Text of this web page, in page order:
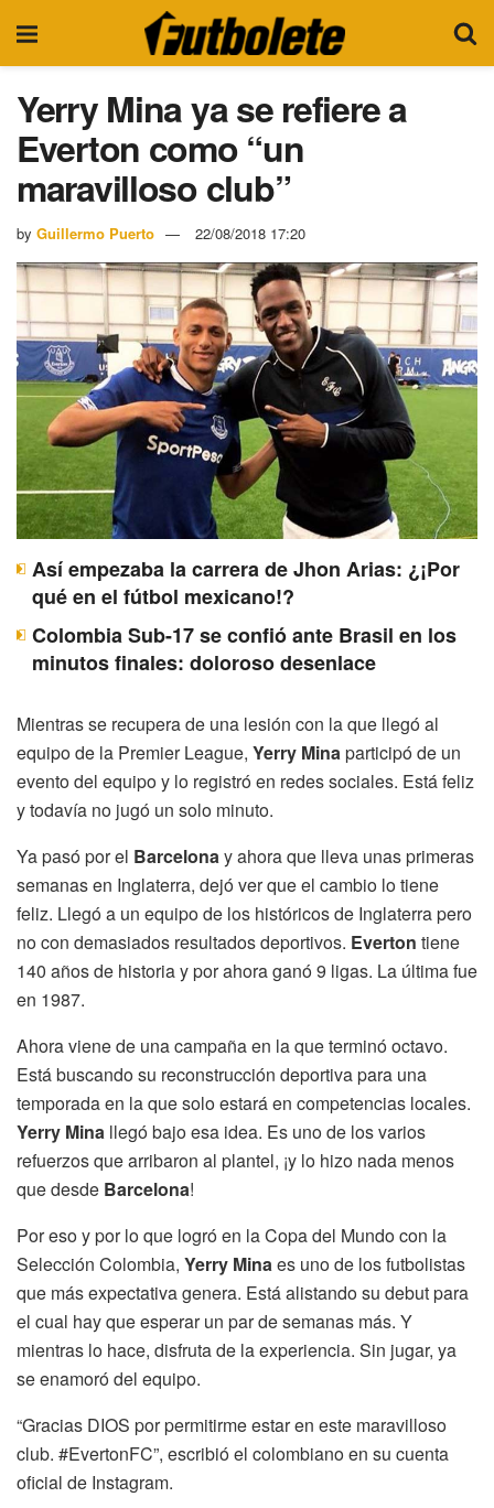
Yerry Mina ya se refiere a
Everton como “un
maravilloso club”
by Guillermo Puerto 22/08/2018 17:20
Así empezaba la carrera de Jhon Arias: ¿¡Por
qué en el fútbol mexicano!?
Colombia Sub-17 se confió ante Brasil en los
minutos finales: doloroso desenlace
Mientras se recupera de una lesión con la que llegó al
equipo de la Premier League, Yerry Mina participó de un
evento del equipo y lo registró en redes sociales. Está feliz
y todavía no jugó un solo minuto.
Ya pasó por el Barcelona y ahora que lleva unas primeras
semanas en Inglaterra, dejó ver que el cambio lo tiene
feliz. Llegó a un equipo de los históricos de Inglaterra pero
no con demasiados resultados deportivos. Everton tiene
140 años de historia y por ahora ganó 9 ligas. La última fue
en 1987.
Ahora viene de una campaña en la que terminó octavo.
Está buscando su reconstrucción deportiva para una
temporada en la que solo estará en competencias locales.
Yerry Mina llegó bajo esa idea. Es uno de los varios
refuerzos que arribaron al plantel, ¡y lo hizo nada menos
que desde Barcelona!
Por eso y por lo que logró en la Copa del Mundo con la
Selección Colombia, Yerry Mina es uno de los futbolistas
que más expectativa genera. Está alistando su debut para
el cual hay que esperar un par de semanas más. Y
mientras lo hace, disfruta de la experiencia. Sin jugar, ya
se enamoró del equipo.
“Gracias DIOS por permitirme estar en este maravilloso
club. #EvertonFC”, escribió el colombiano en su cuenta
oficial de Instagram.